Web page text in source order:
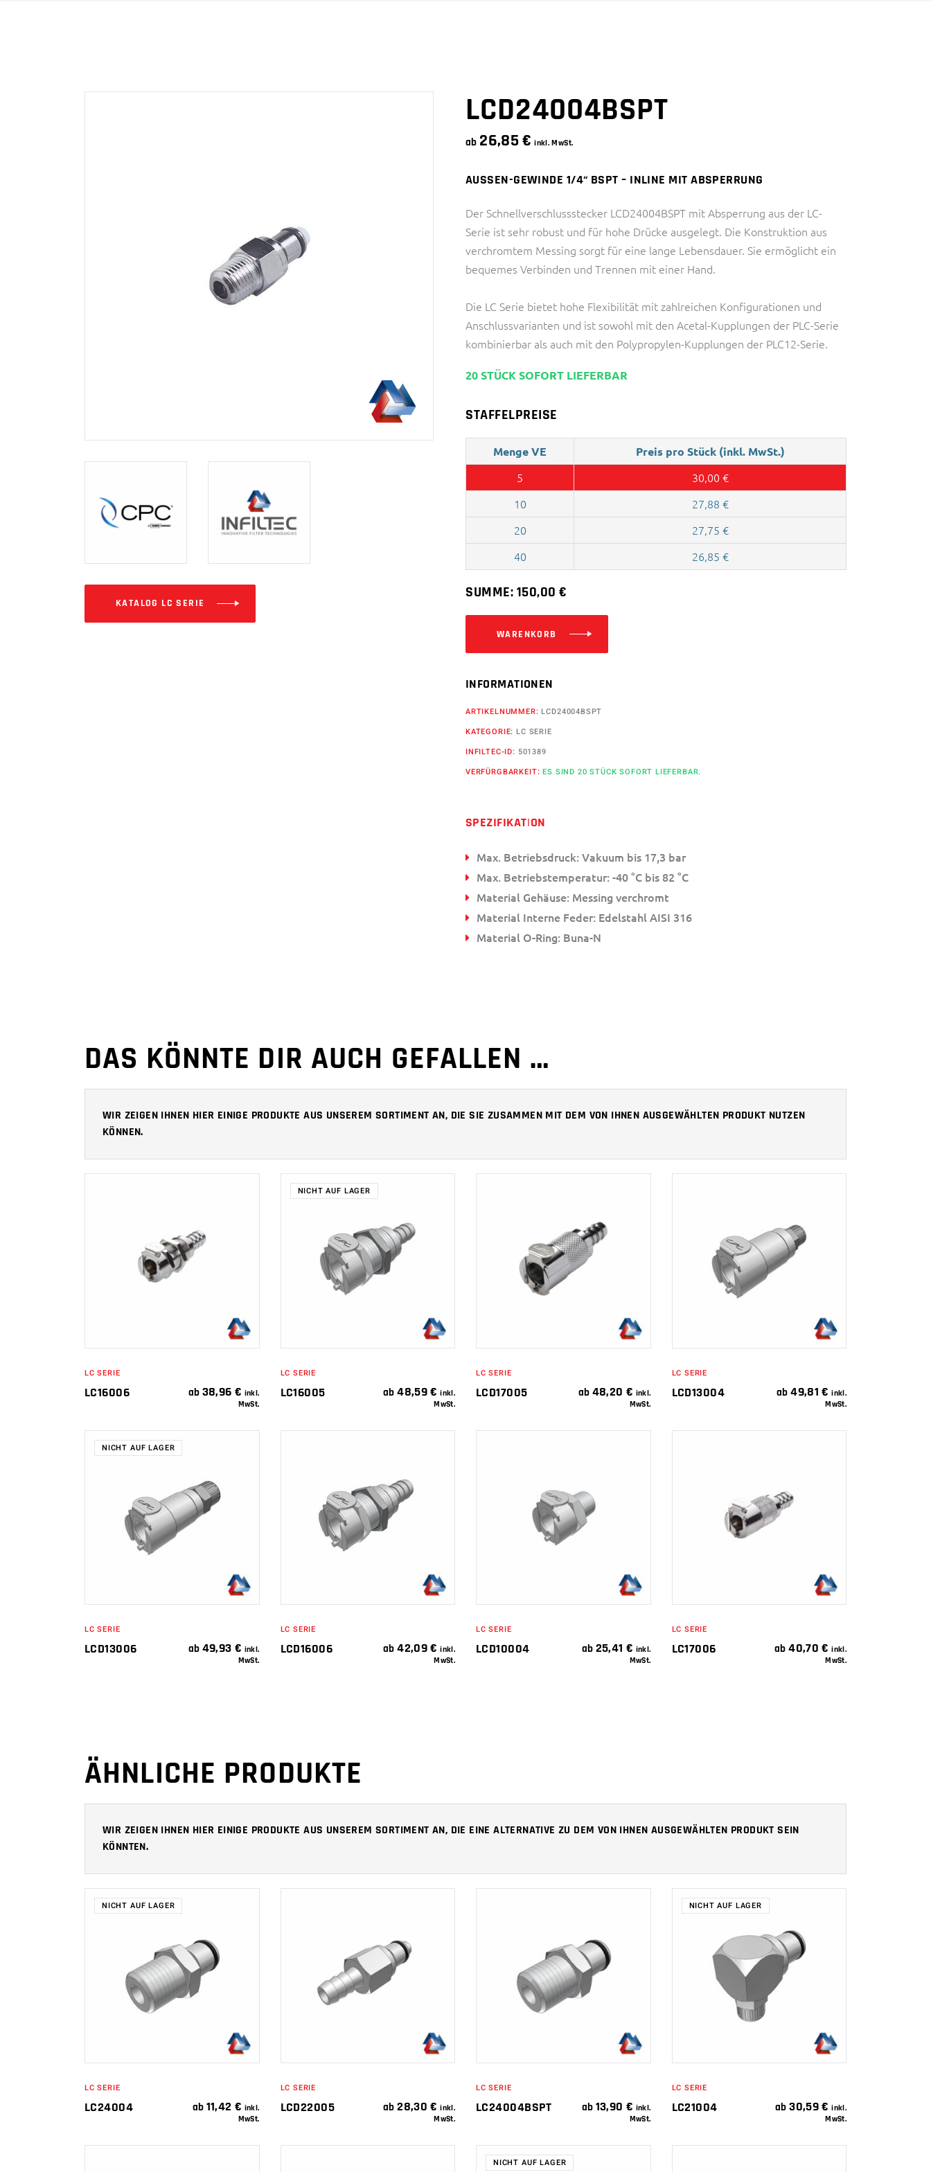
KATALOG LC SERIE
LCD24004BSPT
ab 26,85€ inkl. MwSt.
AUSSEN-GEWINDE 1/4“ BSPT – INLINE MIT ABSPERRUNG
Der Schnellverschlussstecker LCD24004BSPT mit Absperrung aus der LC-
Serie ist sehr robust und für hohe Drücke ausgelegt. Die Konstruktion aus
verchromtem Messing sorgt für eine lange Lebensdauer. Sie ermöglicht ein
bequemes Verbinden und Trennen mit einer Hand.
Die LC Serie bietet hohe Flexibilität mit zahlreichen Konfigurationen und
Anschlussvarianten und ist sowohl mit den Acetal-Kupplungen der PLC-Serie
kombinierbar als auch mit den Polypropylen-Kupplungen der PLC12-Serie.
20 STÜCK SOFORT LIEFERBAR
STAFFELPREISE
Menge VE Preis pro Stück (inkl. MwSt.)
5 30,00 €
10
27,88 €
20
27,75 €
40
26,85 €
SUMME:150,00 €
WARENKORB
INFORMATIONEN
ARTIKELNUMMER:LCD24004BSPT
KATEGORIE:LC SERIE
INFILTEC-ID: 501389
VERFÜRGBARKEIT:ES SIND 20 STÜCK SOFORT LIEFERBAR.
SPEZIFIKATION
Max. Betriebsdruck: Vakuum bis 17,3 bar
Max. Betriebstemperatur: -40 °C bis 82 °C
Material Gehäuse: Messing verchromt
Material Interne Feder: Edelstahl AISI 316
Material O-Ring: Buna-N
DAS KÖNNTE DIR AUCH GEFALLEN …
WIR ZEIGEN IHNEN HIER EINIGE PRODUKTE AUS UNSEREM SORTIMENT AN, DIE SIE ZUSAMMEN MIT DEM VON IHNEN AUSGEWÄHLTEN PRODUKT NUTZEN
KÖNNEN.
IN DEN
WARENKORB
LC SERIE
LC16006 ab 38,96 € inkl.
MwSt.
NICHT AUF LAGER
WEITERLESEN
LC SERIE
LC16005 ab48,59€ inkl.
MwSt.
IN DEN
WARENKORB
LC SERIE
LCD17005 ab 48,20 € inkl.
MwSt.
IN DEN
WARENKORB
LC SERIE
LCD13004 ab49,81€ inkl.
MwSt.
NICHT AUF LAGER
WEITERLESEN
LC SERIE
LCD13006 ab 49,93 € inkl.
MwSt.
IN DEN
WARENKORB
LC SERIE
LCD16006 ab42,09€ inkl.
MwSt.
IN DEN
WARENKORB
LC SERIE
LCD10004 ab 25,41 € inkl.
MwSt.
IN DEN
WARENKORB
LC SERIE
LC17006 ab40,70€ inkl.
MwSt.
ÄHNLICHE PRODUKTE
WIR ZEIGEN IHNEN HIER EINIGE PRODUKTE AUS UNSEREM SORTIMENT AN, DIE EINE ALTERNATIVE ZU DEM VON IHNEN AUSGEWÄHLTEN PRODUKT SEIN
KÖNNTEN.
NICHT AUF LAGER
WEITERLESEN
LC SERIE
LC24004 ab 11,42 € inkl.
MwSt.
IN DEN
WARENKORB
LC SERIE
LCD22005 ab28,30€ inkl.
MwSt.
IN DEN
WARENKORB
LC SERIE
LC24004BSPT ab 13,90 € inkl.
MwSt.
NICHT AUF LAGER
WEITERLESEN
LC SERIE
LC21004 ab30,59€ inkl.
MwSt.
NICHT AUF LAGER